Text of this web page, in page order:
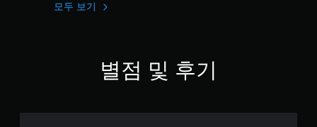
모두 보기
별점 및 후기